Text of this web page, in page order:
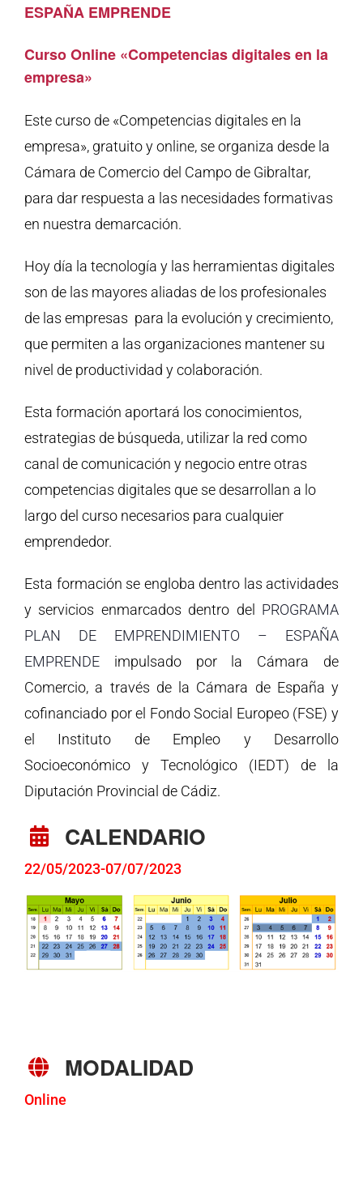
ESPAÑA EMPRENDE
Curso Online «Competencias digitales en la
empresa»
Este curso de «Competencias digitales en la
empresa», gratuito y online, se organiza desde la
Cámara de Comercio del Campo de Gibraltar,
para dar respuesta a las necesidades formativas
en nuestra demarcación.
Hoy día la tecnología y las herramientas digitales
son de las mayores aliadas de los profesionales
de las empresas para la evolución y crecimiento,
que permiten a las organizaciones mantener su
nivel de productividad y colaboración.
Esta formación aportará los conocimientos,
estrategias de búsqueda, utilizar la red como
canal de comunicación y negocio entre otras
competencias digitales que se desarrollan a lo
largo del curso necesarios para cualquier
emprendedor.
Esta formación se engloba dentro las actividades
y servicios enmarcados dentro del PROGRAMA
PLAN DE EMPRENDIMIENTO – ESPAÑA
EMPRENDE impulsado por la Cámara de
Comercio, a través de la Cámara de España y
cofinanciado por el Fondo Social Europeo (FSE) y
el Instituto de Empleo y Desarrollo
Socioeconómico y Tecnológico (IEDT) de la
Diputación Provincial de Cádiz.
CALENDARIO
22/05/2023-07/07/2023
MODALIDAD
Online